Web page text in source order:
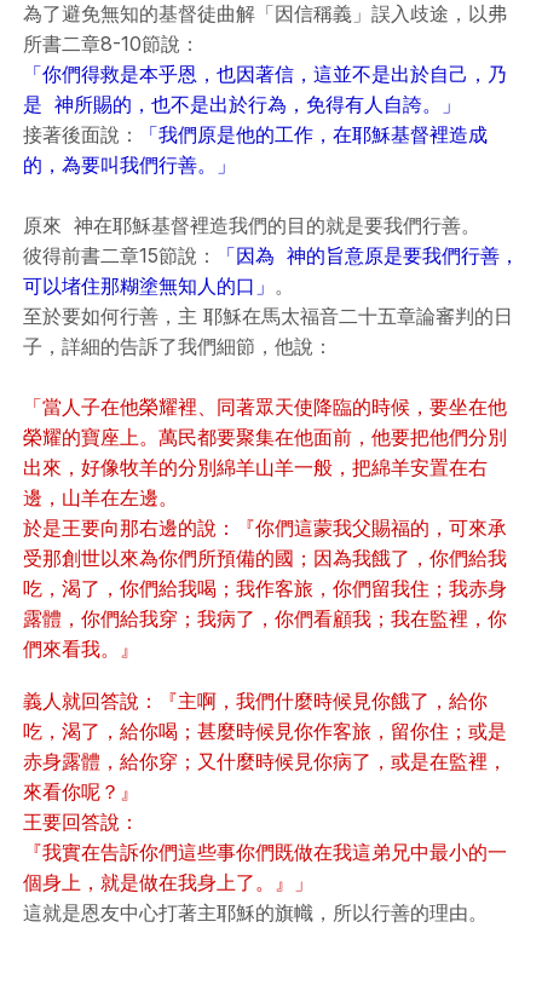
為了避免無知的基督徒曲解「因信稱義」誤入歧途，以弗
所書二章8-10節說：
「你們得救是本乎恩，也因著信，這並不是出於自己，乃
是 神所賜的，也不是出於行為，免得有人自誇。」
接著後面說：
「我們原是他的工作，在耶穌基督裡造成
的，為要叫我們行善。」
原來 神在耶穌基督裡造我們的目的就是要我們行善。
彼得前書二章15節說：
「因為 神的旨意原是要我們行善，
可以堵住那糊塗無知人的口」 。
至於要如何行善，主 耶穌在馬太福音二十五章論審判的日
子，詳細的告訴了我們細節，他說：
「當人子在他榮耀裡、同著眾天使降臨的時候，要坐在他
榮耀的寶座上。萬民都要聚集在他面前，他要把他們分別
出來，好像牧羊的分別綿羊山羊一般，把綿羊安置在右
邊，山羊在左邊。
於是王要向那右邊的說：『你們這蒙我父賜福的，可來承
受那創世以來為你們所預備的國；因為我餓了，你們給我
吃，渴了，你們給我喝；我作客旅，你們留我住；我赤身
露體，你們給我穿；我病了，你們看顧我；我在監裡，你
們來看我。』
義人就回答說：『主啊，我們什麼時候見你餓了，給你
吃，渴了，給你喝；甚麼時候見你作客旅，留你住；或是
赤身露體，給你穿；又什麼時候見你病了，或是在監裡，
來看你呢？』
王要回答說：
『我實在告訴你們這些事你們既做在我這弟兄中最小的一
個身上，就是做在我身上了。』」
這就是恩友中心打著主耶穌的旗幟，所以行善的理由。